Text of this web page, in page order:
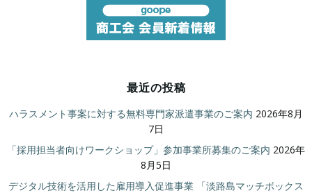
最近の投稿
ハラスメント事案に対する無料専門家派遣事業のご案内 2026年8月
7日
「採用担当者向けワークショップ」参加事業所募集のご案内 2026年
8月5日
デジタル技術を活用した雇用導入促進事業 「淡路島マッチボックス